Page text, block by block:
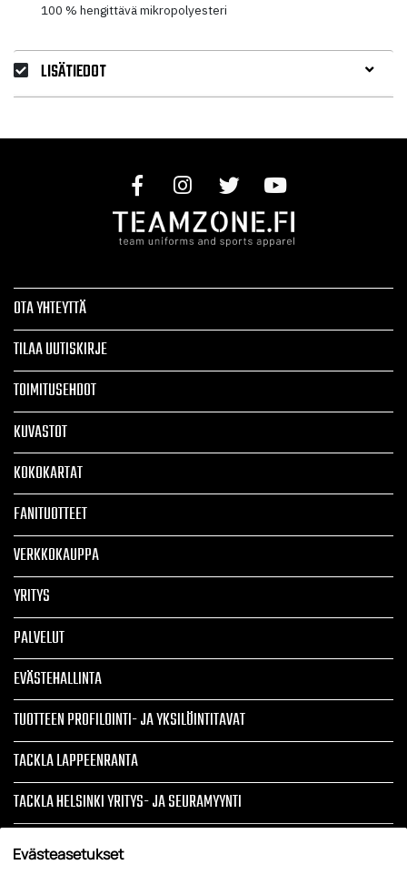
100 % hengittävä mikropolyesteri
LISÄTIEDOT
OTA YHTEYTTÄ
TILAA UUTISKIRJE
TOIMITUSEHDOT
KUVASTOT
KOKOKARTAT
FANITUOTTEET
VERKKOKAUPPA
YRITYS
PALVELUT
EVÄSTEHALLINTA
TUOTTEEN PROFILOINTI- JA YKSILÖINTITAVAT
TACKLA LAPPEENRANTA
TACKLA HELSINKI YRITYS- JA SEURAMYYNTI
ARTIKKELIT
Evästeasetukset